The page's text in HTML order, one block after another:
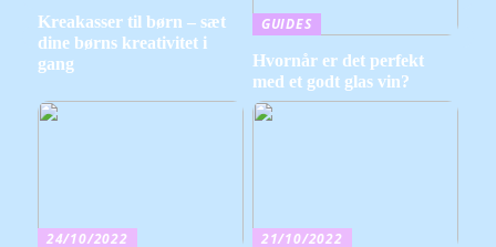
Kreakasser til børn – sæt
dine børns kreativitet i
gang
GUIDES
Hvornår er det perfekt
med et godt glas vin?
24/10/2022
21/10/2022